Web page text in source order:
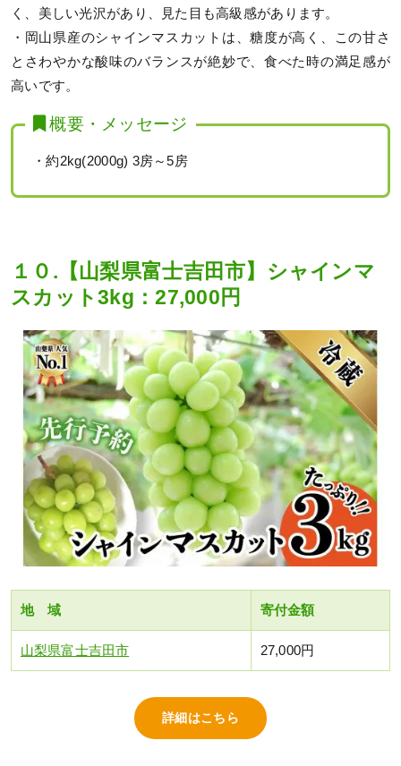
く、美しい光沢があり、見た目も高級感があります。
・岡山県産のシャインマスカットは、糖度が高く、この甘さ
とさわやかな酸味のバランスが絶妙で、食べた時の満足感が
高いです。
概要・メッセージ
・約2kg(2000g) 3房～5房
１０.【山梨県富士吉田市】シャインマ
スカット3kg：27,000円
地 域 寄付金額
山梨県富士吉田市 27,000円
詳細はこちら